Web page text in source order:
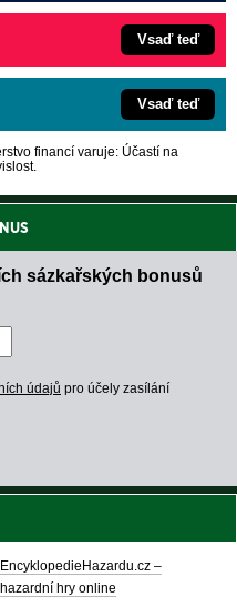
Vsaď teď
Vsaď teď
financí varuje: Účastí na
sázkařských bonusů
údajů pro účely zasílání
EncyklopedieHazardu.cz –
hazardní hry online